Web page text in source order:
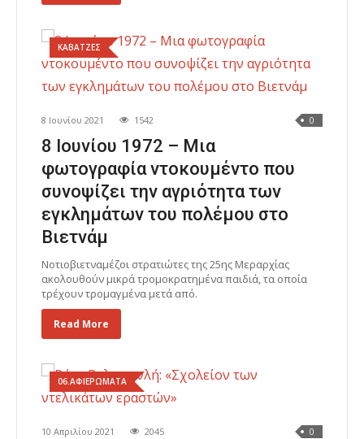
ΚΑΒΑΤΖΕΣ
8 Ιουνίου 2021 1542 0
8 Ιουνίου 1972 – Μια
φωτογραφία ντοκουμέντο που
συνοψίζει την αγριότητα των
εγκλημάτων του πολέμου στο
Βιετνάμ
Νοτιοβιετναμέζοι στρατιώτες της 25ης Μεραρχίας
ακολουθούν μικρά τρομοκρατημένα παιδιά, τα οποία
τρέχουν τρομαγμένα μετά από.
Read More
06.ΑΦΙΕΡΩΜΑΤΑ
10 Απριλίου 2021 2045 0